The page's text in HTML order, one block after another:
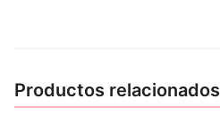
Productos relacionados